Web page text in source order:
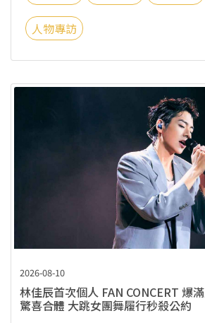
人物專訪
2026-08-10
林佳辰首次個人 FAN CONCERT 爆
驚喜合體 大跳女團舞履行秒殺公約